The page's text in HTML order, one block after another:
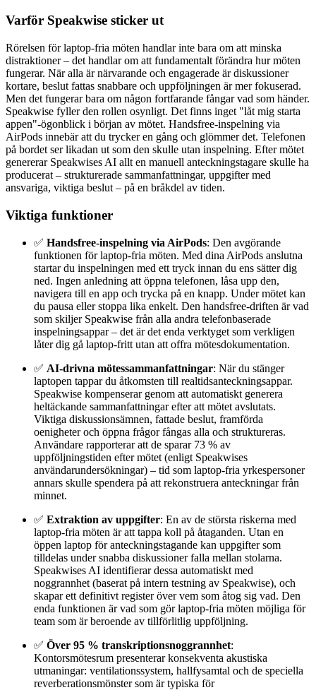
Varför Speakwise sticker ut
Rörelsen för laptop-fria möten handlar inte bara om att minska
distraktioner – det handlar om att fundamentalt förändra hur möten
fungerar. När alla är närvarande och engagerade är diskussioner
kortare, beslut fattas snabbare och uppföljningen är mer fokuserad.
Men det fungerar bara om någon fortfarande fångar vad som händer.
Speakwise fyller den rollen osynligt. Det finns inget "låt mig starta
appen"-ögonblick i början av mötet. Handsfree-inspelning via
AirPods innebär att du trycker en gång och glömmer det. Telefonen
på bordet ser likadan ut som den skulle utan inspelning. Efter mötet
genererar Speakwises AI allt en manuell anteckningstagare skulle ha
producerat – strukturerade sammanfattningar, uppgifter med
ansvariga, viktiga beslut – på en bråkdel av tiden.
Viktiga funktioner
✅ Handsfree-inspelning via AirPods: Den avgörande
funktionen för laptop-fria möten. Med dina AirPods anslutna
startar du inspelningen med ett tryck innan du ens sätter dig
ned. Ingen anledning att öppna telefonen, låsa upp den,
navigera till en app och trycka på en knapp. Under mötet kan
du pausa eller stoppa lika enkelt. Den handsfree-driften är vad
som skiljer Speakwise från alla andra telefonbaserade
inspelningsappar – det är det enda verktyget som verkligen
låter dig gå laptop-fritt utan att offra mötesdokumentation.
✅ AI-drivna mötessammanfattningar: När du stänger
laptopen tappar du åtkomsten till realtidsanteckningsappar.
Speakwise kompenserar genom att automatiskt generera
heltäckande sammanfattningar efter att mötet avslutats.
Viktiga diskussionsämnen, fattade beslut, framförda
oenigheter och öppna frågor fångas alla och struktureras.
Användare rapporterar att de sparar 73 % av
uppföljningstiden efter mötet (enligt Speakwises
användarundersökningar) – tid som laptop-fria yrkespersoner
annars skulle spendera på att rekonstruera anteckningar från
minnet.
✅ Extraktion av uppgifter: En av de största riskerna med
laptop-fria möten är att tappa koll på åtaganden. Utan en
öppen laptop för anteckningstagande kan uppgifter som
tilldelas under snabba diskussioner falla mellan stolarna.
Speakwises AI identifierar dessa automatiskt med
noggrannhet (baserat på intern testning av Speakwise), och
skapar ett definitivt register över vem som åtog sig vad. Den
enda funktionen är vad som gör laptop-fria möten möjliga för
team som är beroende av tillförlitlig uppföljning.
✅ Över 95 % transkriptionsnoggrannhet:
Kontorsmötesrum presenterar konsekventa akustiska
utmaningar: ventilationssystem, hallfysamtal och de speciella
reverberationsmönster som är typiska för